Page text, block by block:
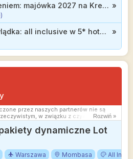
Rezerwuj z wyprzedzeniem: majówka 2027 na Krecie w wydaniu all inclusive d 1699 zł »
Wyspy Zielonego Przylądka: all inclusive w 5* hotelu nad oceanem od 3911 zł »
przez naszych partnerów nie są
w związku z czym ceny i
nieznacznie różnić od aktualnych.
aby rozbieżności były jak najmniejsze.
Rozwiń »
dynamiczne Lot
Warszawa Mombasa
All